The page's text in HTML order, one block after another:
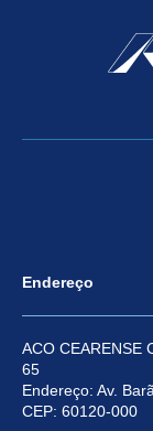
Endereço
ACO CEARENSE
65
Endereço: Av.
CEP: 60120-000